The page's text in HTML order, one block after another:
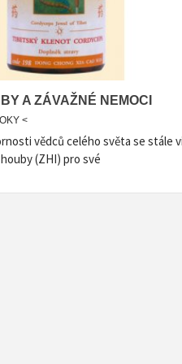
A ZÁVAŽNÉ NEMOCI
<
vědců celého světa se stále
(ZHI) pro své